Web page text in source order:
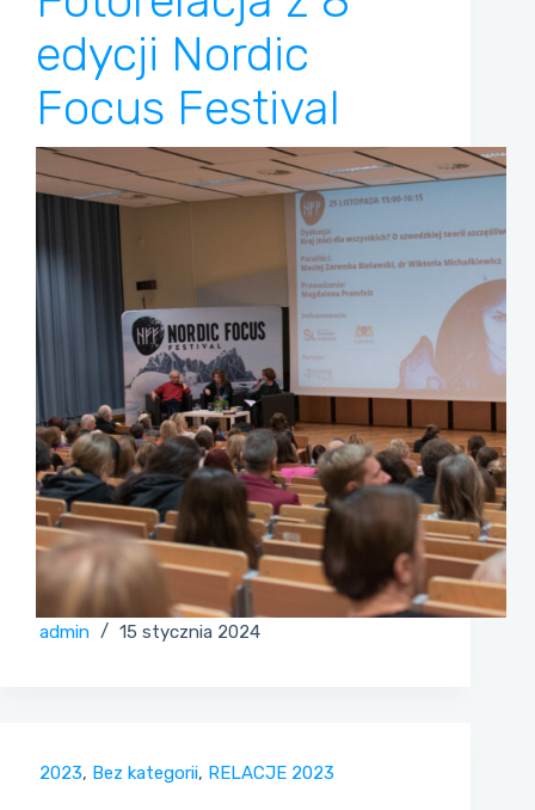
edycji Nordic
Focus Festival
admin 15 stycznia 2024
2023, Bez kategorii, RELACJE 2023